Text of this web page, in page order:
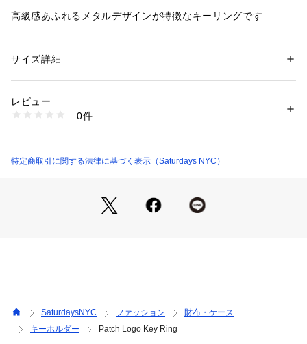
高級感あふれるメタルデザインが特徴なキーリングです
組成：亜鉛合金 100%
F/ 大きさ 5.8x4.2
性別：レディース
素材：亜鉛合金 100%
商品番号：
BBI15580 （ショップ）
サイズ詳細
レビュー
0件
特定商取引に関する法律に基づく表示（Saturdays NYC）
SaturdaysNYC ファッション
財布・ケース
キーホルダー
Patch Logo Key Ring